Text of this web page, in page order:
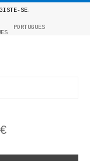
SE.
PORTUGUES